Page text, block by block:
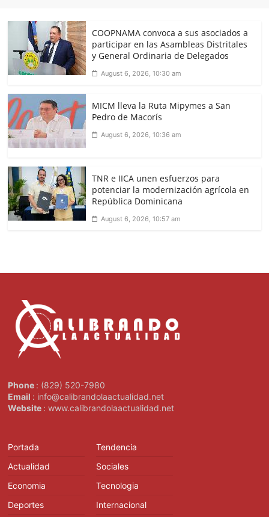
COOPNAMA convoca a sus asociados a
participar en las Asambleas Distritales
y General Ordinaria de Delegados
August 6, 2026, 10:30 am
MICM lleva la Ruta Mipymes a San
Pedro de Macorís
August 6, 2026, 10:36 am
TNR e IICA unen esfuerzos para
potenciar la modernización agrícola en
República Dominicana
August 6, 2026, 10:57 am
Phone : (829) 520-7980
Email : info@calibrandolaactualidad.net
Website : www.calibrandolaactualidad.net
Portada
Actualidad
Economia
Deportes
Tendencia
Sociales
Tecnologia
Internacional